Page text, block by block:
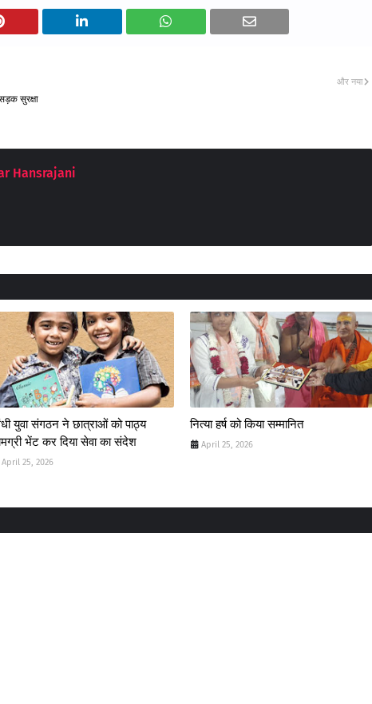
और नया
सुरक्षा
Hansrajani
युवा संगठन ने छात्राओं को पाठ्य
भेंट कर दिया सेवा का संदेश
April 25, 2026
नित्या हर्ष को किया सम्मानित
April 25, 2026